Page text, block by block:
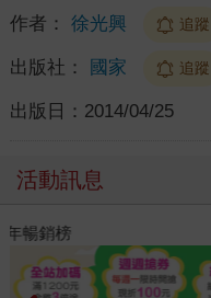
作者： 徐光興 追蹤
出版社： 國家 追蹤
出版日： 2014/04/25
活動訊息
夏日閱讀大冒險